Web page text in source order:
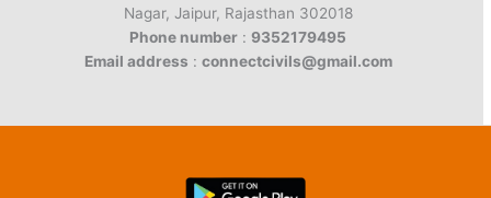
Nagar, Jaipur, Rajasthan 302018
Phone number : 9352179495
Email address : connectcivils@gmail.com